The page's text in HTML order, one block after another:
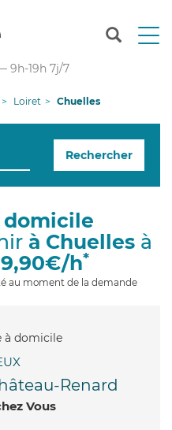
T
n
g
i
9h-19h 7j/7
Loiret Chuelles
Rechercher
domicile
à Chuelles à
h*
au moment de la demande
Renard
Vous